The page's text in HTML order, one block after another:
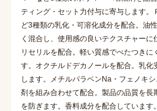
ティング・セット力付与に寄与します
ど3種類の乳化・可溶化成分を配合。油
く混合し、使用感の良いテクスチャー
リセリルを配合。軽い質感でべたつきに
す。オクチルドデカノールを配合。乳化
します。メチルパラベンNa・フェノキ
剤を組み合わせて配合。製品の品質を長
を防ぎます。香料成分を配合していま